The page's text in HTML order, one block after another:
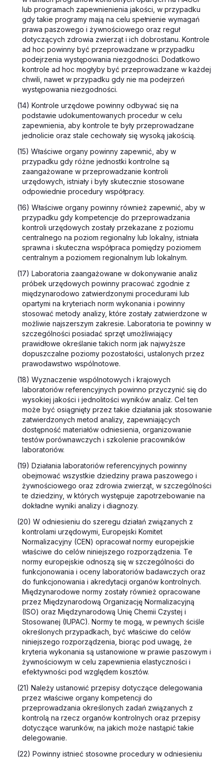
lub programach zapewnienienia jakości, w przypadku
gdy takie programy mają na celu spełnienie wymagań
prawa paszowego i żywnościowego oraz reguł
dotyczących zdrowia zwierząt i ich dobrostanu. Kontrole
ad hoc powinny być przeprowadzane w przypadku
podejrzenia występowania niezgodności. Dodatkowo
kontrole ad hoc mogłyby być przeprowadzane w każdej
chwili, nawet w przypadku gdy nie ma podejrzeń
występowania niezgodności.
(14) Kontrole urzędowe powinny odbywać się na
podstawie udokumentowanych procedur w celu
zapewnienia, aby kontrole te były przeprowadzane
jednolicie oraz stale cechowały się wysoką jakością.
(15) Właściwe organy powinny zapewnić, aby w
przypadku gdy różne jednostki kontrolne są
zaangażowane w przeprowadzanie kontroli
urzędowych, istniały i były skutecznie stosowane
odpowiednie procedury współpracy.
(16) Właściwe organy powinny również zapewnić, aby w
przypadku gdy kompetencje do przeprowadzania
kontroli urzędowych zostały przekazane z poziomu
centralnego na poziom regionalny lub lokalny, istniała
sprawna i skuteczna współpraca pomiędzy poziomem
centralnym a poziomem regionalnym lub lokalnym.
(17) Laboratoria zaangażowane w dokonywanie analiz
próbek urzędowych powinny pracować zgodnie z
międzynarodowo zatwierdzonymi procedurami lub
opartymi na kryteriach norm wykonania i powinny
stosować metody analizy, które zostały zatwierdzone w
możliwie najszerszym zakresie. Laboratoria te powinny w
szczególności posiadać sprzęt umożliwiający
prawidłowe określanie takich norm jak najwyższe
dopuszczalne poziomy pozostałości, ustalonych przez
prawodawstwo wspólnotowe.
(18) Wyznaczenie wspólnotowych i krajowych
laboratoriów referencyjnych powinno przyczynić się do
wysokiej jakości i jednolitości wyników analiz. Cel ten
może być osiągnięty przez takie działania jak stosowanie
zatwierdzonych metod analizy, zapewniających
dostępność materiałów odniesienia, organizowanie
testów porównawczych i szkolenie pracowników
laboratoriów.
(19) Działania laboratoriów referencyjnych powinny
obejmować wszystkie dziedziny prawa paszowego i
żywnościowego oraz zdrowia zwierząt, w szczególności
te dziedziny, w których występuje zapotrzebowanie na
dokładne wyniki analizy i diagnozy.
(20) W odniesieniu do szeregu działań związanych z
kontrolami urzędowymi, Europejski Komitet
Normalizacyjny (CEN) opracował normy europejskie
właściwe do celów niniejszego rozporządzenia. Te
normy europejskie odnoszą się w szczególności do
funkcjonowania i oceny laboratoriów badawczych oraz
do funkcjonowania i akredytacji organów kontrolnych.
Międzynarodowe normy zostały również opracowane
przez Międzynarodową Organizację Normalizacyjną
(ISO) oraz Międzynarodową Unię Chemii Czystej i
Stosowanej (IUPAC). Normy te mogą, w pewnych ściśle
określonych przypadkach, być właściwe do celów
niniejszego rozporządzenia, biorąc pod uwagę, że
kryteria wykonania są ustanowione w prawie paszowym i
żywnościowym w celu zapewnienia elastyczności i
efektywności pod względem kosztów.
(21) Należy ustanowić przepisy dotyczące delegowania
przez właściwe organy kompetencji do
przeprowadzania określonych zadań związanych z
kontrolą na rzecz organów kontrolnych oraz przepisy
dotyczące warunków, na jakich może nastąpić takie
delegowanie.
(22) Powinny istnieć stosowne procedury w odniesieniu